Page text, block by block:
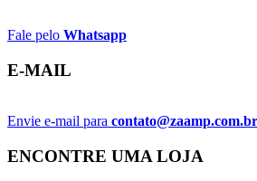
Fale pelo Whatsapp
E-MAIL
Envie e-mail para contato@zaamp.com.br
ENCONTRE UMA LOJA